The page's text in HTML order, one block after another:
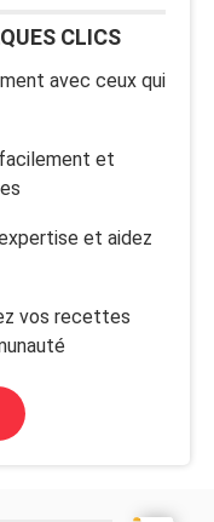
CLICS
avec ceux qui
et
et aidez
vos recettes